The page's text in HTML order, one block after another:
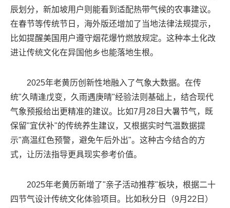
辰划分，新加坡用户则能看到适配热带气候的农事建议。
在春节等传统节日，海外版还增加了当地法律法规提示，
比如提醒美国用户遵守烟花爆竹燃放规定。这种本土化改
进让传统文化在异国他乡也能落地生根。
2025年老黄历创新性地融入了气象大数据。在传
统"久晴逢戊变，久雨遇庚晴"经验法则基础上，结合现代
气象预报给出更精准的建议。比如7月28日大暑节气，既
保留"宜伏补"的传统养生建议，又根据实时气温数据提
示"高温红色预警，避免午后外出"。这种古今结合的方
式，让历法指导更具现实参考价值。
2025年老黄历新增了"亲子活动推荐"板块，根据二十
四节气设计传统文化体验项目。比如秋分日（9月22日）